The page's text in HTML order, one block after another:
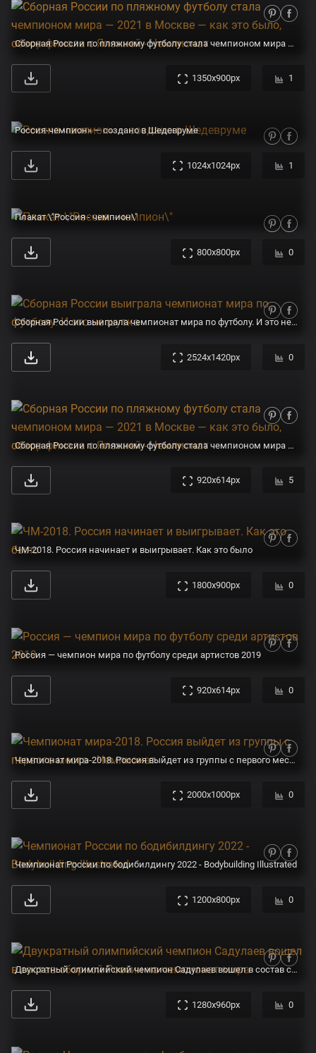
Сборная России по пляжному футболу стала чемпионом мира — 2021 в Москве — как это было, обзор финала с Японией - Чемпионат
1350x900px 1
Россия-чемпион» — создано в Шедевруме
1024x1024px 1
Плакат \"Россия - чемпион\"
800x800px 0
Сборная России выиграла чемпионат мира по футболу. И это не шутка
2524x1420px 0
Сборная России по пляжному футболу стала чемпионом мира — 2021 в Москве — как это было, обзор финала с Японией - Чемпионат
920x614px 5
ЧМ-2018. Россия начинает и выигрывает. Как это было
1800x900px 0
Россия — чемпион мира по футболу среди артистов 2019
920x614px 0
Чемпионат мира-2018. Россия выйдет из группы с первого места - Чемпионат
2000x1000px 0
Чемпионат России по бодибилдингу 2022 - Bodybuilding Illustrated
1200x800px 0
Двукратный олимпийский чемпион Садулаев вошел в состав сборной России на чемпионат мира
1280x960px 0